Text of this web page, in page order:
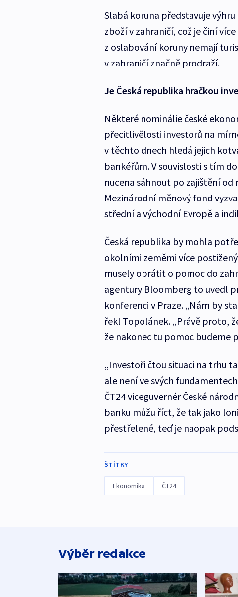
Slabá koruna představuje
zboží v zahraničí, což je činí
z oslabování koruny nemají
v zahraničí značně prodraží.
Je Česká republika hračkou
Některé nominálie české
přecitlivělosti investorů na
v těchto dnech hledá jejich
bankéřům. V souvislosti s tím
nucena sáhnout po zajištění od
Mezinárodní měnový fond
střední a východní Evropě a
Česká republika by mohla
okolními zeměmi více
musely obrátit o pomoc do
agentury Bloomberg to uvedl
konferenci v Praze. „Nám by
řekl Topolánek. „Právě proto,
že nakonec tu pomoc budeme
„Investoři čtou situaci na trhu
ale není ve svých
ČT24 viceguvernér České
banku můžu říct, že tak jako
přestřelené, teď je naopak
ŠTÍTKY
Ekonomika ČT24
Výběr redakce